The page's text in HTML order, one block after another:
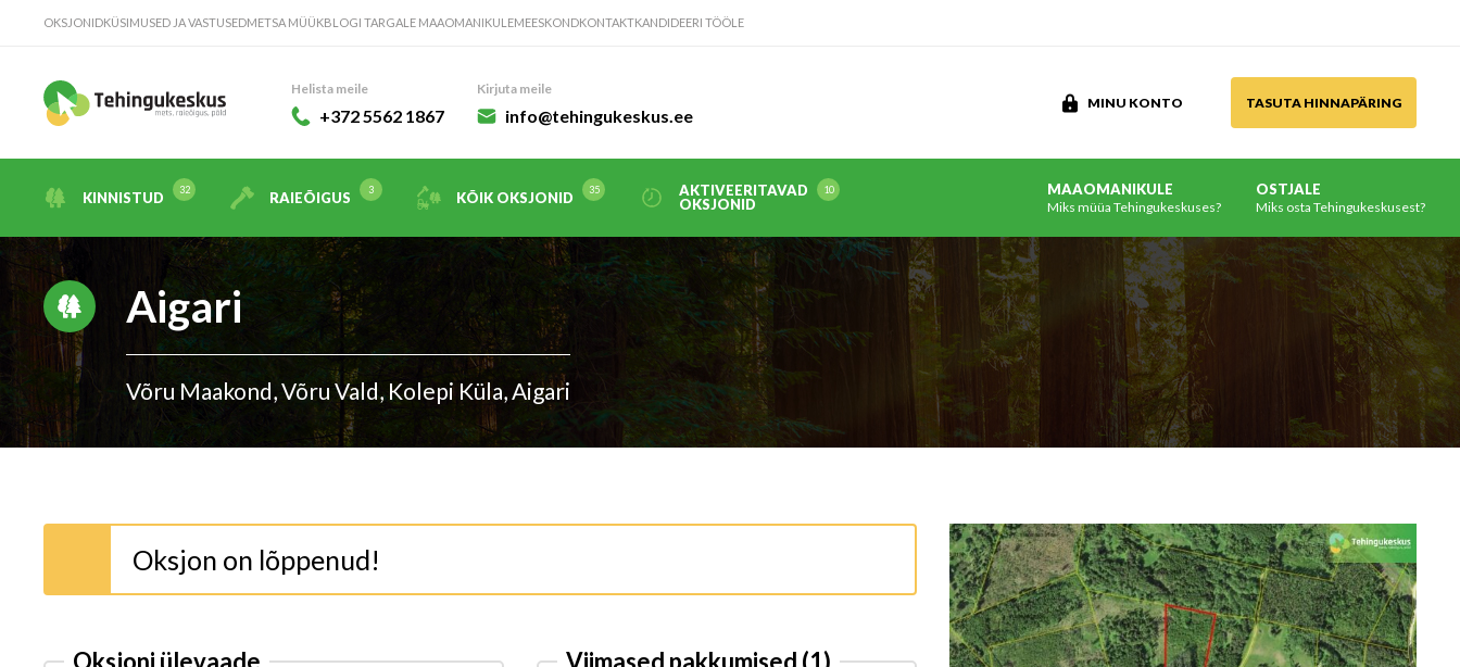
OKSJONIDKÜSIMUSED JA VASTUSEDMETSA MÜÜKBLOGI TARGALE MAAOMANIKULEMEESKONDKONTAKTKANDIDEERI TÖÖLE
Helista meile
+372 5562 1867
Kirjuta meile
info@tehingukeskus.ee
MINU KONTO TASUTA HINNAPÄRING
KINNISTUD RAIEÕIGUS KÕIK OKSJONID
AKTIVEERITAVAD
OKSJONID
MAAOMANIKULE
Miks müüa Tehingukeskuses?
OSTJALE
Miks osta Tehingukeskusest?
Aigari
Võru Maakond, Võru Vald, Kolepi Küla, Aigari
Oksjon on lõppenud!
Oksjoni ülevaade Viimased pakkumised (1)